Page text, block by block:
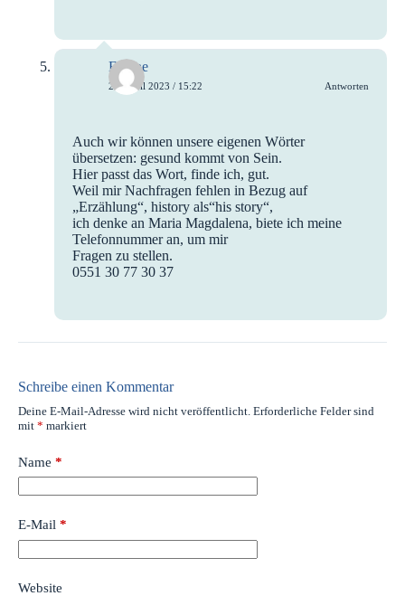
Elanne
29. April 2023 / 15:22 Antworten
Auch wir können unsere eigenen Wörter
übersetzen: gesund kommt von Sein.
Hier passt das Wort, finde ich, gut.
Weil mir Nachfragen fehlen in Bezug auf
„Erzählung“, history als“his story“,
ich denke an Maria Magdalena, biete ich meine
Telefonnummer an, um mir
Fragen zu stellen.
0551 30 77 30 37
Schreibe einen Kommentar
Deine E-Mail-Adresse wird nicht veröffentlicht. Erforderliche Felder sind
mit * markiert
Name *
E-Mail *
Website